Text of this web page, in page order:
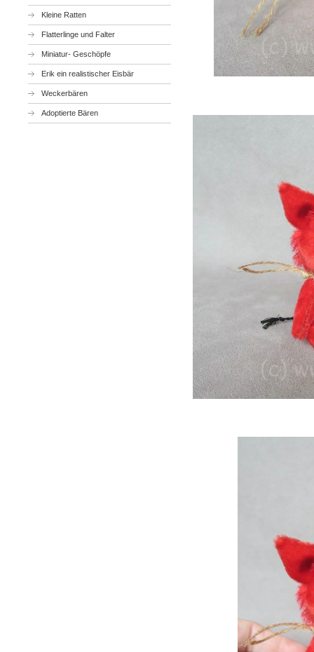
Kleine Ratten
Flatterlinge und Falter
Miniatur- Geschöpfe
Erik ein realistischer Eisbär
Weckerbären
Adoptierte Bären